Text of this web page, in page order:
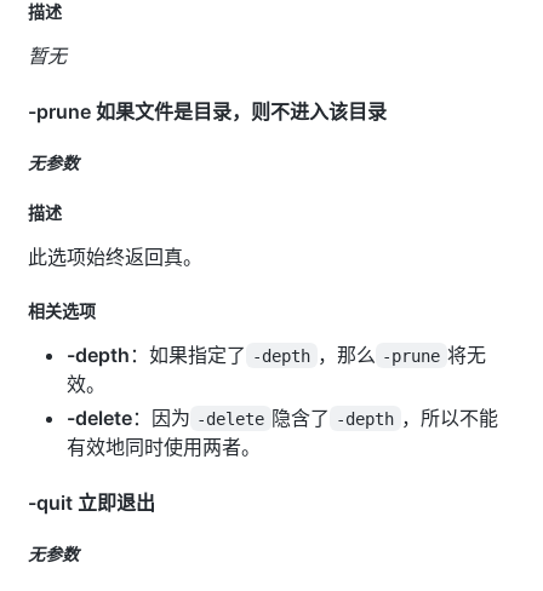
描述
暂无
-prune 如果文件是目录，则不进入该目录
无参数
描述
此选项始终返回真。
相关选项
-depth ：如果指定了 -depth ，那么 -prune 将无
效。
-delete：因为 -delete 隐含了 -depth ，所以不能
有效地同时使用两者。
-quit 立即退出
无参数